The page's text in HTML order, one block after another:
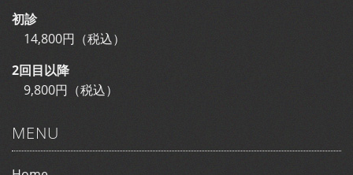
初診
14,800円（税込）
2回目以降
9,800円（税込）
MENU